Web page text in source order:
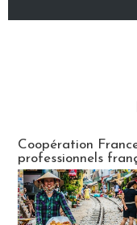
Coopération
professionnels